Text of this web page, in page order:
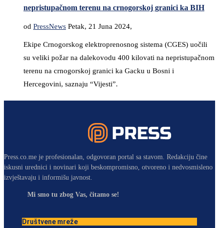
nepristupačnom terenu na crnogorskoj granici ka BIH
od PressNews Petak, 21 Juna 2024,
Ekipe Crnogorskog elektroprenosnog sistema (CGES) uočili
su veliki požar na dalekovodu 400 kilovati na nepristupačnom
terenu na crnogorskoj granici ka Gacku u Bosni i
Hercegovini, saznaju “Vijesti”.
Press.co.me je profesionalan, odgovoran portal sa stavom. Redakciju čine
iskusni urednici i novinari koji beskompromisno, otvoreno i nedvosmisleno
izvještavaju i informišu javnost.
Mi smo tu zbog Vas, čitamo se!
Društvene mreže